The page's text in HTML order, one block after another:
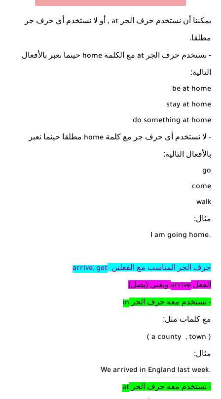
يمكننا أن نستخدم حرف الجر at , أو لا نستخدم أي حرف جر
مطلقا.
- نستخدم حرف الجر at مع الكلمة home حينما نعبر بالأفعال
التالية:
be at home
stay at home
do something at home
- لا نستخدم أي حرف جر مع كلمة home مطلقا حينما نعبر
بالأفعال التالية:
go
come
walk
مثال:
I am going home.
حرف الجر المناسب مع الفعلين arrive, get
الفعل arrive ويعني (يصل)
- نستخدم معه حرف الجر in
مع كلمات مثل:
( a county , town )
مثال:
We arrived in England last week.
- نستخدم معه حرف الجر at